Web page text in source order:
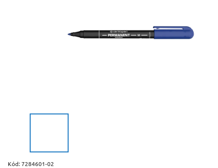
Kód:7284601-02